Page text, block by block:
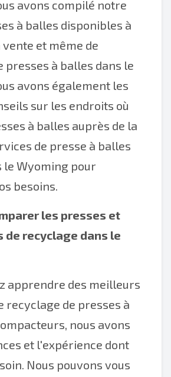
avons compilé notre
à balles disponibles à
et même de
presses à balles dans le
avons également les
sur les endroits où
à balles auprès de la
de presse à balles
le Wyoming pour
besoins.
les presses et
de recyclage dans le
apprendre des meilleurs
recyclage de presses à
nous avons
et l'expérience dont
Nous pouvons vous